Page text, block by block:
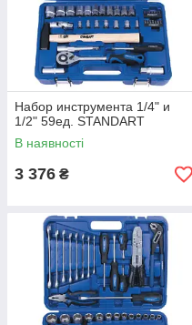
Набор инструмента 1/4" и
1/2" 59ед. STANDART
В наявності
3 376 ₴